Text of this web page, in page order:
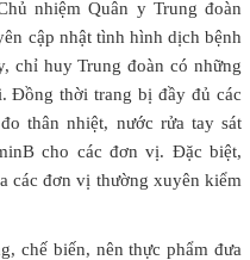
nhiệm Quân y Trung đoàn
cập nhật tình hình dịch bệnh
chỉ huy Trung đoàn có những
Đồng thời trang bị đầy đủ các
thân nhiệt, nước rửa tay sát
cho các đơn vị. Đặc biệt,
các đơn vị thường xuyên kiểm
chế biến, nên thực phẩm đưa